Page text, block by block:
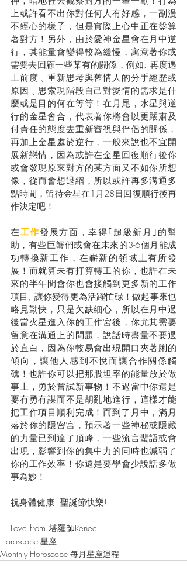
上或許看不出你對任何人有好感，一副漫
不經心的樣子，但是實際上心中正在盤算
著對方！另外，由於愛神金星會在月中逆
行，其能量會變得較為緩慢，寓意著你或
需要去回顧一些某有的關係，例如: 再度遇
上前度﹑重新思考與舊情人的分手經歷或
原因﹑思索現階段自己對愛情的需求是什
麼或是目的何在等等！在月尾，水星與逆
行的金星會合，代表著你將會以更嚴肅及
付責任的態度去重新審視與伴侶的關係，
再加上金星處於逆行，一般來說也不宜開
展新戀情，因為或許在金星回復順行後你
或會發現原來對方的某方面又不如你所想
像，從而會想退縮，所以或許再多溝通多
點時間，留待金星在1月28日回復順行後再
作決定吧！
在工作發展方面，幸得｢超級新月｣的幫
助，有些巨蟹們或會在未來的3-6個月能成
功轉換新工作，在嶄新的領域上有所發
展！而就算未有打算轉工的你，也許在未
來的半年間會你也會接觸到更多新的工作
項目, 讓你變得更為活躍忙碌！做起事來也
略見勤快，只是欠缺細心，所以在月中過
後當火星進入你的工作宮後，你尤其需要
留意在溝通上的問題，說話時盡量不要過
於直白，因為你較易會出現開口夾著脷的
傾向，讓他人感到不悅而讓合作關係觸
礁！也許你可以把那股坦率的能量放於做
事上，勇於嘗試新事物！不過當中你還是
要有勇有謀而不是胡亂地進行，這樣才能
把工作項目順利完成！而到了月中，滿月
落於你的隱密宮，預示著一些神秘或隱藏
的力量已到達了頂峰，一些流言蜚語或會
出現，影響到你的集中力的同時也減弱了
你的工作效率！你還是要學會少說話多做
事為妙！
祝身體健康! 聖誕節快樂!
Love from 塔羅師Renee
Horoscope 星座
Monthly Horoscope 每月星座運程